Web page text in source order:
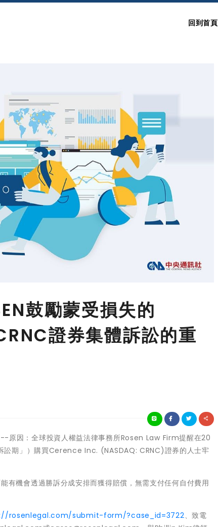
回到首頁
鼓勵蒙受損失的
證券集體訴訟的重
因：全球投資人權益法律事務所Rosen Law Firm提醒在20
訟期」）購買Cerence Inc. (NASDAQ: CRNC)證券的人士牢
機會透過勝訴分成安排而獲得賠償，無需支付任何自付費用
rosenlegal.com/submit-form/?case_id=3722、致電